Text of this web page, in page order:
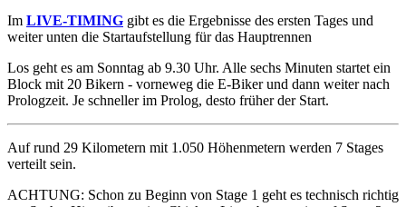
Im LIVE-TIMING gibt es die Ergebnisse des ersten Tages und
weiter unten die Startaufstellung für das Hauptrennen
Los geht es am Sonntag ab 9.30 Uhr. Alle sechs Minuten startet ein
Block mit 20 Bikern - vorneweg die E-Biker und dann weiter nach
Prologzeit. Je schneller im Prolog, desto früher der Start.
Auf rund 29 Kilometern mit 1.050 Höhenmetern werden 7 Stages
verteilt sein.
ACHTUNG: Schon zu Beginn von Stage 1 geht es technisch richtig